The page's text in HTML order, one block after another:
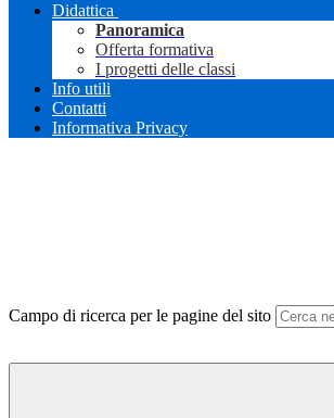
Didattica
Panoramica
Offerta formativa
I progetti delle classi
Info utili
Contatti
Informativa Privacy
Campo di ricerca per le pagine del sito